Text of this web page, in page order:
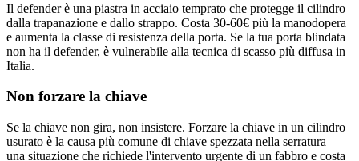
Il defender è una piastra in acciaio temprato che protegge il cilindro
dalla trapanazione e dallo strappo. Costa 30-60€ più la manodopera
e aumenta la classe di resistenza della porta. Se la tua porta blindata
non ha il defender, è vulnerabile alla tecnica di scasso più diffusa in
Italia.
Non forzare la chiave
Se la chiave non gira, non insistere. Forzare la chiave in un cilindro
usurato è la causa più comune di chiave spezzata nella serratura —
una situazione che richiede l'intervento urgente di un fabbro e costa